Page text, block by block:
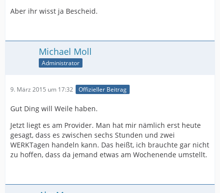
Aber ihr wisst ja Bescheid.
Michael Moll
Administrator
9. März 2015 um 17:32 Offizieller Beitrag
Gut Ding will Weile haben.
Jetzt liegt es am Provider. Man hat mir nämlich erst heute
gesagt, dass es zwischen sechs Stunden und zwei
WERKTagen handeln kann. Das heißt, ich brauchte gar nicht
zu hoffen, dass da jemand etwas am Wochenende umstellt.